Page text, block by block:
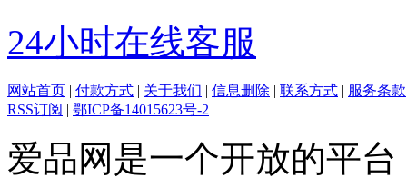
24小时在线客服
网站首页 | 付款方式 | 关于我们 | 信息删除 | 联系方式 | 服务条款
RSS订阅 | 鄂ICP备14015623号-2
爱品网是一个开放的平